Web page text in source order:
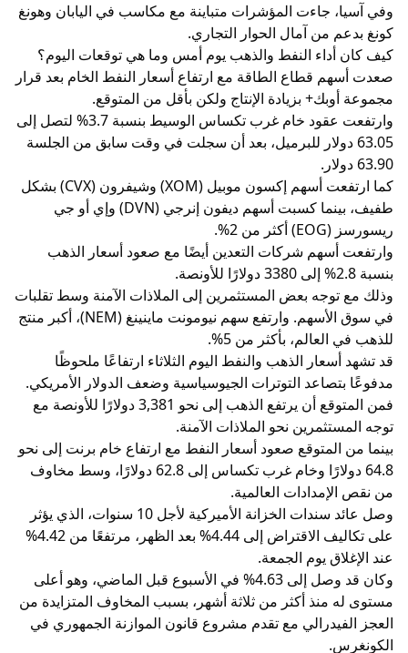
وفي آسيا، جاءت المؤشرات متباينة مع مكاسب في اليابان وهونغ
كونغ بدعم من آمال الحوار التجاري.
كيف كان أداء النفط والذهب يوم أمس وما هي توقعات اليوم؟
صعدت أسهم قطاع الطاقة مع ارتفاع أسعار النفط الخام بعد قرار
مجموعة أوبك+ بزيادة الإنتاج ولكن بأقل من المتوقع.
وارتفعت عقود خام غرب تكساس الوسيط بنسبة 3.7% لتصل إلى
63.05 دولار للبرميل، بعد أن سجلت في وقت سابق من الجلسة
63.90 دولار.
كما ارتفعت أسهم إكسون موبيل (XOM) وشيفرون (CVX) بشكل
طفيف، بينما كسبت أسهم ديفون إنرجي (DVN) وإي أو جي
ريسورسز (EOG) أكثر من 2%.
وارتفعت أسهم شركات التعدين أيضًا مع صعود أسعار الذهب
بنسبة 2.8% إلى 3380 دولارًا للأونصة.
وذلك مع توجه بعض المستثمرين إلى الملاذات الآمنة وسط تقلبات
في سوق الأسهم. وارتفع سهم نيومونت ماينينغ (NEM)، أكبر منتج
للذهب في العالم، بأكثر من 5%.
قد تشهد أسعار الذهب والنفط اليوم الثلاثاء ارتفاعًا ملحوظًا
مدفوعًا بتصاعد التوترات الجيوسياسية وضعف الدولار الأمريكي.
فمن المتوقع أن يرتفع الذهب إلى نحو 3,381 دولارًا للأونصة مع
توجه المستثمرين نحو الملاذات الآمنة.
بينما من المتوقع صعود أسعار النفط مع ارتفاع خام برنت إلى نحو
64.8 دولارًا وخام غرب تكساس إلى 62.8 دولارًا، وسط مخاوف
من نقص الإمدادات العالمية.
وصل عائد سندات الخزانة الأميركية لأجل 10 سنوات، الذي يؤثر
على تكاليف الاقتراض إلى 4.44% بعد الظهر، مرتفعًا من 4.42%
عند الإغلاق يوم الجمعة.
وكان قد وصل إلى 4.63% في الأسبوع قبل الماضي، وهو أعلى
مستوى له منذ أكثر من ثلاثة أشهر، بسبب المخاوف المتزايدة من
العجز الفيدرالي مع تقدم مشروع قانون الموازنة الجمهوري في
الكونغرس.